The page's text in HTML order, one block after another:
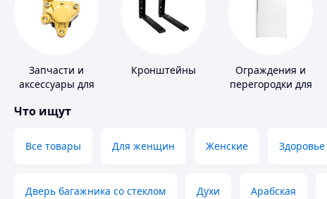
Запчасти и
аксессуары для
Кронштейны
Ограждения и
перегородки для
Что ищут
Все товары Для женщин Женские Здоровье
Дверь багажника со стеклом Духи Арабская